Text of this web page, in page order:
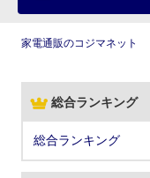
家電通販のコジマネット
総合ランキング
総合ランキング